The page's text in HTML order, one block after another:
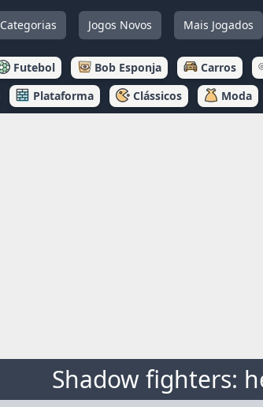
Categorias Jogos Novos Mais Jogados
Futebol Bob Esponja Carros
Plataforma Clássicos Moda
Shadow fighters: